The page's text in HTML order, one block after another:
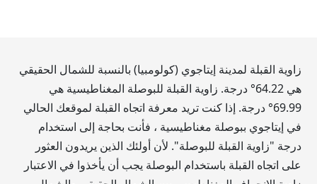
زاوية القبلة لمدينة إيتاجوي (كولومبيا) بالنسبة للشمال الحقيقي
هي64.22° درجة. زاوية القبلة للبوصلة المغناطيسية هي
69.99° درجة. إذا كنت تريد معرفة اتجاه القبلة لموقعك الحالي
في إيتاجوي ببوصلة مغناطيسية ، فأنت بحاجة إلى استخدام
درجة "زاوية القبلة للبوصلة". لأن أولئك الذين يريدون العثور
على اتجاه القبلة باستخدام البوصلة يجب أن يأخذوا في الاعتبار